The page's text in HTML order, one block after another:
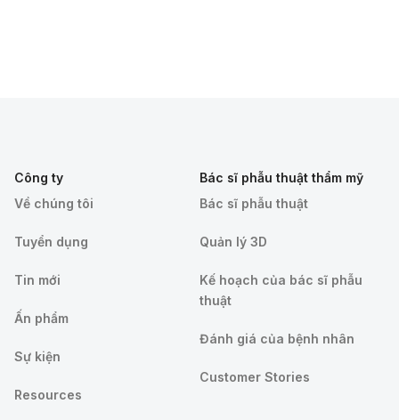
Công ty
Về chúng tôi
Tuyển dụng
Tin mới
Ấn phẩm
Sự kiện
Resources
Bác sĩ phẫu thuật thẩm mỹ
Bác sĩ phẫu thuật
Quản lý 3D
Kế hoạch của bác sĩ phẫu
thuật
Đánh giá của bệnh nhân
Customer Stories